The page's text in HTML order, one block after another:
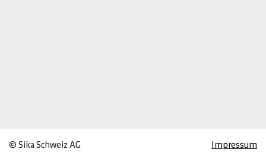
© Sika Schweiz AG Impressum